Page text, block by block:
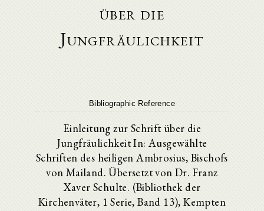
über die
Jungfräulichkeit
Bibliographic Reference
Einleitung zur Schrift über die
Jungfräulichkeit In: Ausgewählte
Schriften des heiligen Ambrosius, Bischofs
von Mailand. Übersetzt von Dr. Franz
Xaver Schulte. (Bibliothek der
Kirchenväter, 1 Serie, Band 13), Kempten